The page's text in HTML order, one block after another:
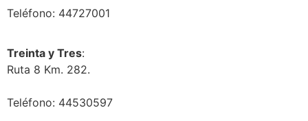
Teléfono: 44727001
Treinta y Tres:
Ruta 8 Km. 282.
Teléfono: 44530597